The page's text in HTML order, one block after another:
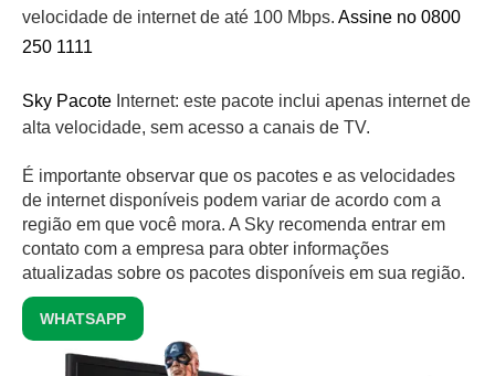
velocidade de internet de até 100 Mbps. Assine no 0800
250 1111
Sky Pacote Internet: este pacote inclui apenas internet de
alta velocidade, sem acesso a canais de TV.
É importante observar que os pacotes e as velocidades
de internet disponíveis podem variar de acordo com a
região em que você mora. A Sky recomenda entrar em
contato com a empresa para obter informações
atualizadas sobre os pacotes disponíveis em sua região.
WHATSAPP